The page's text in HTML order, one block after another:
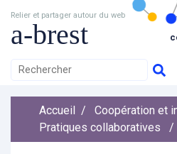
Relier et partager autour du web
a-brest
Accueil / Coopération et
Pratiques collaboratives
/